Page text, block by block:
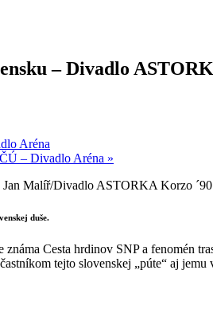
– Divadlo
Aréna
– Divadlo Aréna »
duše.
Cesta hrdinov SNP a fenomén
tejto slovenskej „púte“ aj